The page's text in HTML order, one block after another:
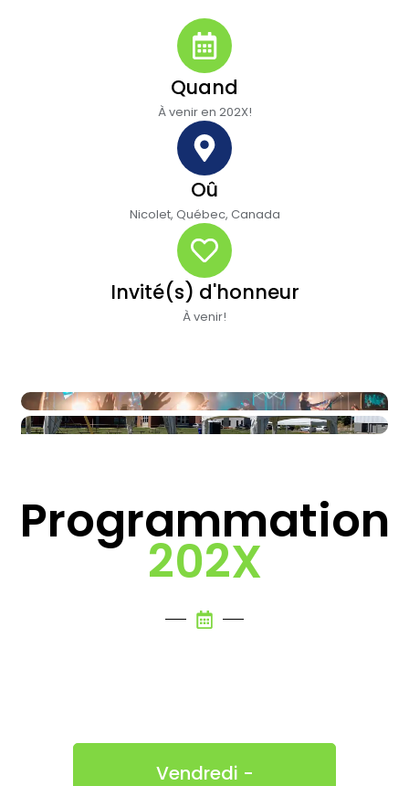
Quand
À venir en 202X!
Oû
Nicolet, Québec, Canada
Invité(s) d'honneur
À venir!
Programmation
202X
Vendredi -